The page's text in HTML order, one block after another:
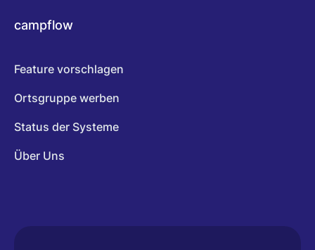
campflow
Feature vorschlagen
Ortsgruppe werben
Status der Systeme
Über Uns